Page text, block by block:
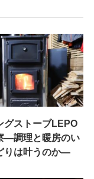
グストーブLEPO
―調理と暖房のい
りは叶うのか―